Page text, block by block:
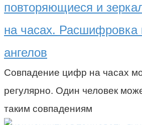
повторяющиеся и
на часах. Расшифровка
ангелов
Совпадение цифр на часах
регулярно. Один человек
таким совпадениям